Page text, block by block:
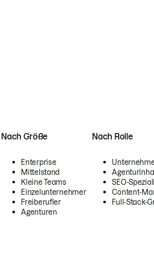
Nach Größe
Enterprise
Mittelstand
Kleine Teams
Einzelunternehmer
Freiberufler
Agenturen
Nach Rolle
SEO-
Content-
Full-Stack-